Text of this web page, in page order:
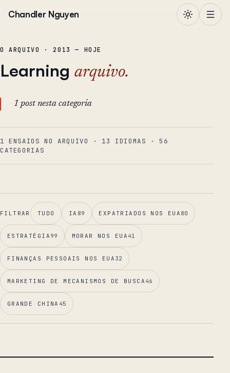
Chandler Nguyen
O ARQUIVO · 2013 — HOJE
Learning arquivo.
1 post nesta categoria
1 ENSAIOS NO ARQUIVO · 13 IDIOMAS ·56
CATEGORIAS
FILTRAR TUDO IA 89 EXPATRIADOS NOS EUA 80
ESTRATÉGIA 99 MORAR NOS EUA 41
FINANÇAS PESSOAIS NOS EUA 32
MARKETING DE MECANISMOS DE BUSCA 46
GRANDE CHINA 45